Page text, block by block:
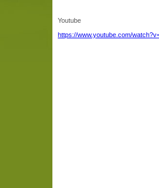
Youtube
https://www.youtube.com/